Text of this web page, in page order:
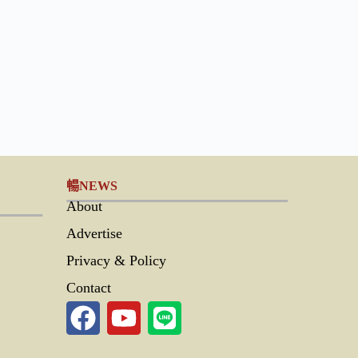
暢NEWS
About
Advertise
Privacy & Policy
Contact